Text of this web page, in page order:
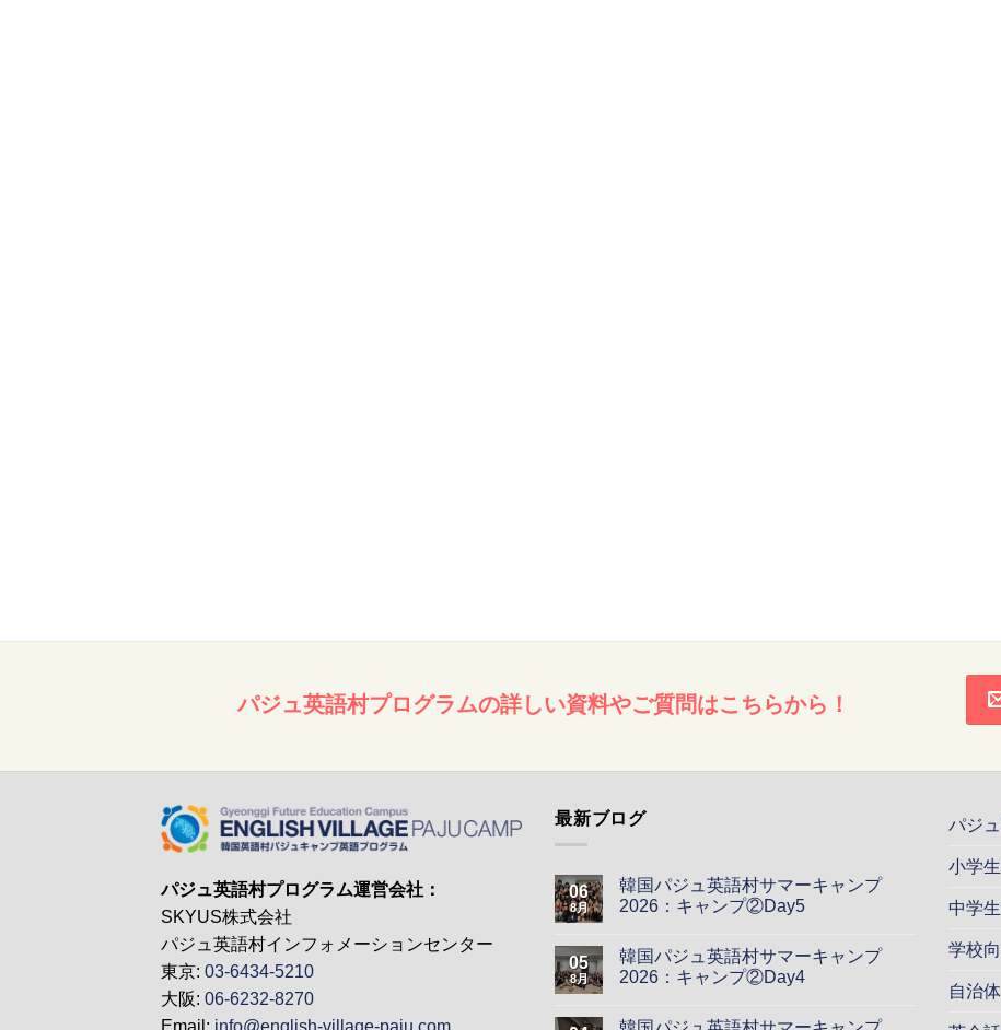
パジュ英語村プログラムの詳しい資料やご質問はこちらから！
パジュ英語村プログラム運営会社：
SKYUS株式会社
パジュ英語村インフォメーションセンター
東京: 03-6434-5210
大阪: 06-6232-8270
Email: info@english-village-paju.com
最新ブログ
06
8月
韓国パジュ英語村サマーキャンプ
2026：キャンプ②Day5
05
8月
韓国パジュ英語村サマーキャンプ
2026：キャンプ②Day4
パジ
小学
中学
学校
自治